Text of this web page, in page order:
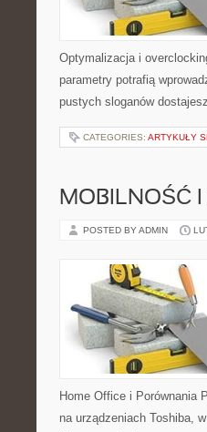
Optymalizacja i
parametry potrafią
pustych sloganów
CATEGORIES: ARTYKUŁY
MOBILNOŚĆ
POSTED BY ADMIN
Home Office i Porównania
na urządzeniach Toshiba,